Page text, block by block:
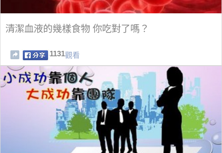
清潔血液的幾樣食物 你吃對了嗎？
1131觀看